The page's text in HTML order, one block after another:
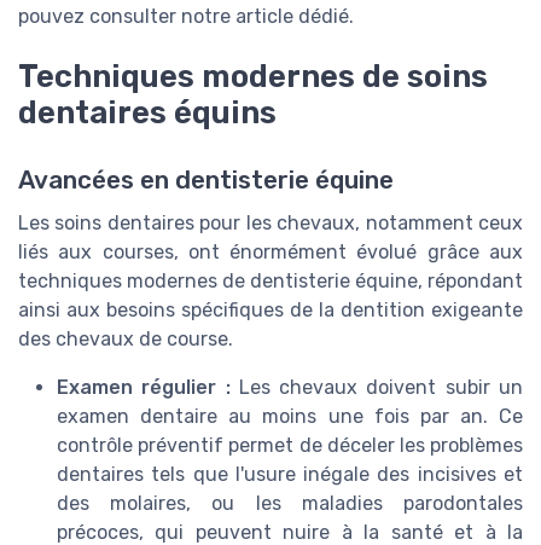
pouvez consulter notre article dédié.
Techniques modernes de soins
dentaires équins
Avancées en dentisterie équine
Les soins dentaires pour les chevaux, notamment ceux
liés aux courses, ont énormément évolué grâce aux
techniques modernes de dentisterie équine, répondant
ainsi aux besoins spécifiques de la dentition exigeante
des chevaux de course.
Examen régulier :Les chevaux doivent subir un
examen dentaire au moins une fois par an. Ce
contrôle préventif permet de déceler les problèmes
dentaires tels que l'usure inégale des incisives et
des molaires, ou les maladies parodontales
précoces, qui peuvent nuire à la santé et à la